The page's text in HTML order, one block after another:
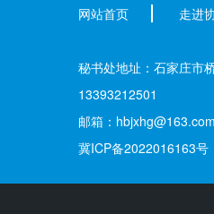
网站首页 走进
秘书处地址：石家庄市
13393212501
邮箱：
冀ICP备2022016163号